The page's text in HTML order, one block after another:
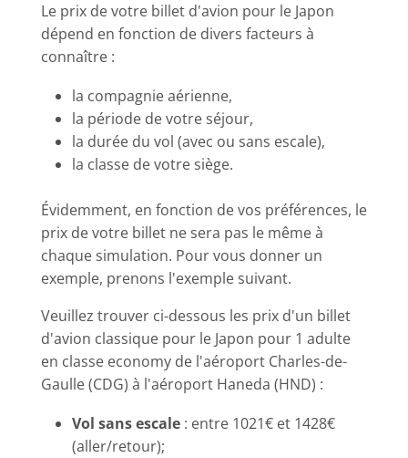
Le prix de votre billet d'avion pour le Japon
dépend en fonction de divers facteurs à
connaître :
la compagnie aérienne,
la période de votre séjour,
la durée du vol (avec ou sans escale),
la classe de votre siège.
Évidemment, en fonction de vos préférences, le
prix de votre billet ne sera pas le même à
chaque simulation. Pour vous donner un
exemple, prenons l'exemple suivant.
Veuillez trouver ci-dessous les prix d'un billet
d'avion classique pour le Japon pour 1 adulte
en classe economy de l'aéroport Charles-de-
Gaulle (CDG) à l'aéroport Haneda (HND) :
Vol sans escale: entre 1021€ et 1428€
(aller/retour);